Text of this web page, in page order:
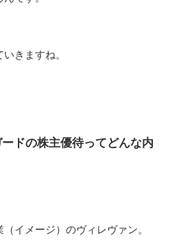
きますね。
ドの株主優待ってどんな内
イメージ）のヴィレヴァン。